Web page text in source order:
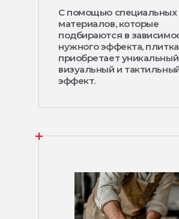
С помощью специальных
материалов, которые
подбираются в
нужного эффекта, плитка
приобретает уникальный
визуальный и
эффект.